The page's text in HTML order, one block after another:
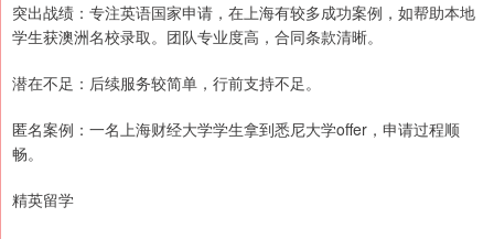
突出战绩：专注英语国家申请，在上海有较多成功案例，如帮助本地
学生获澳洲名校录取。团队专业度高，合同条款清晰。
潜在不足：后续服务较简单，行前支持不足。
匿名案例：一名上海财经大学学生拿到悉尼大学offer，申请过程顺
畅。
精英留学